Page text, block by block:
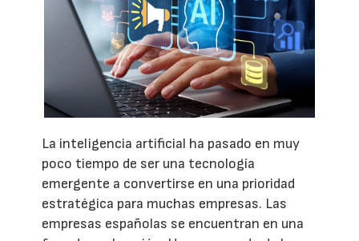
La inteligencia artificial ha pasado en muy
poco tiempo de ser una tecnología
emergente a convertirse en una prioridad
estratégica para muchas empresas. Las
empresas españolas se encuentran en una